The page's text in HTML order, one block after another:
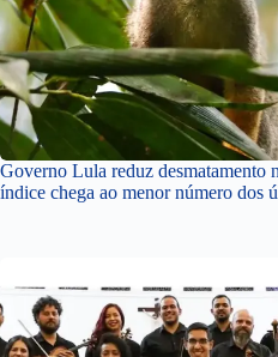
Governo Lula reduz desmatamento
índice chega ao menor número dos